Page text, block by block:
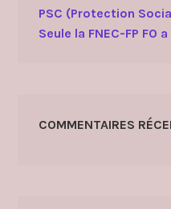
PSC (Protection
Seule la FNEC-FP FO
COMMENTAIRES